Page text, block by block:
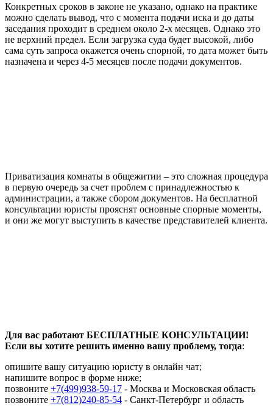
Конкретных сроков в законе не указано, однако на практике
можно сделать вывод, что с момента подачи иска и до даты
заседания проходит в среднем около 2-х месяцев. Однако это
не верхний предел. Если загрузка суда будет высокой, либо
сама суть запроса окажется очень спорной, то дата может быть
назначена и через 4-5 месяцев после подачи документов.
Приватизация комнаты в общежитии – это сложная процедура
в первую очередь за счет проблем с принадлежностью к
администрации, а также сбором документов. На бесплатной
консультации юристы прояснят основные спорные моменты,
и они же могут выступить в качестве представителей клиента.
Для вас работают БЕСПЛАТНЫЕ КОНСУЛЬТАЦИИ!
Если вы хотите решить именно вашу проблему, тогда:
опишите вашу ситуацию юристу в онлайн чат;
напишите вопрос в форме ниже;
позвоните +7(499)938-59-17 - Москва и Московская область
позвоните +7(812)240-85-54 - Санкт-Петербург и область